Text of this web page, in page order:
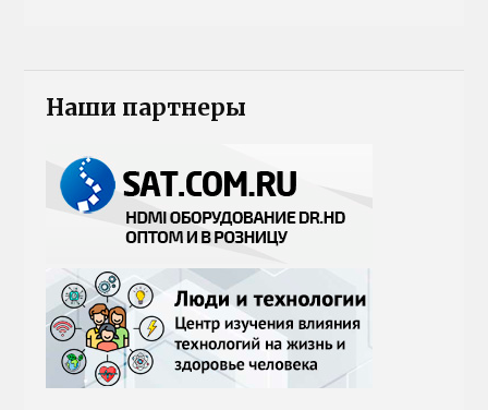
Наши партнеры